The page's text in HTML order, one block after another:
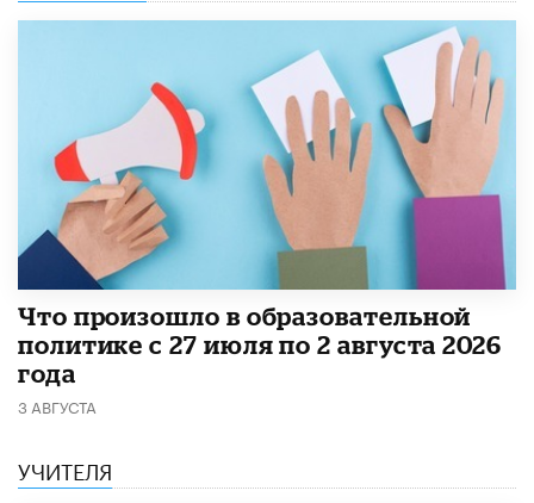
​Что произошло в образовательной
политике с 27 июля по 2 августа 2026
года
3 АВГУСТА
УЧИТЕЛЯ